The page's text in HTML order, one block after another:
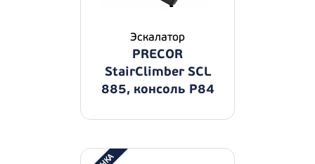
Эскалатор
PRECOR
StairClimber SCL
885, консоль P84